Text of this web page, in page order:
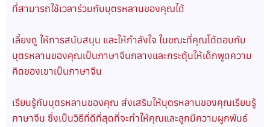
ที่สามารถใช้เวลาร่วมกับบุตรหลานของคุณได้
เลี้ยงดู ให้การสนับสนุน และให้กำลังใจ ในขณะที่คุณโต้ตอบกับ
บุตรหลานของคุณเป็นภาษาจีนกลางและกระตุ้นให้เด็กพูดความ
คิดของเขาเป็นภาษาจีน
เรียนรู้กับบุตรหลานของคุณ ส่งเสริมให้บุตรหลานของคุณเรียนรู้
ภาษาจีน ซึ่งเป็นวิธีที่ดีที่สุดที่จะทำให้คุณและลูกมีความผูกพันธ์